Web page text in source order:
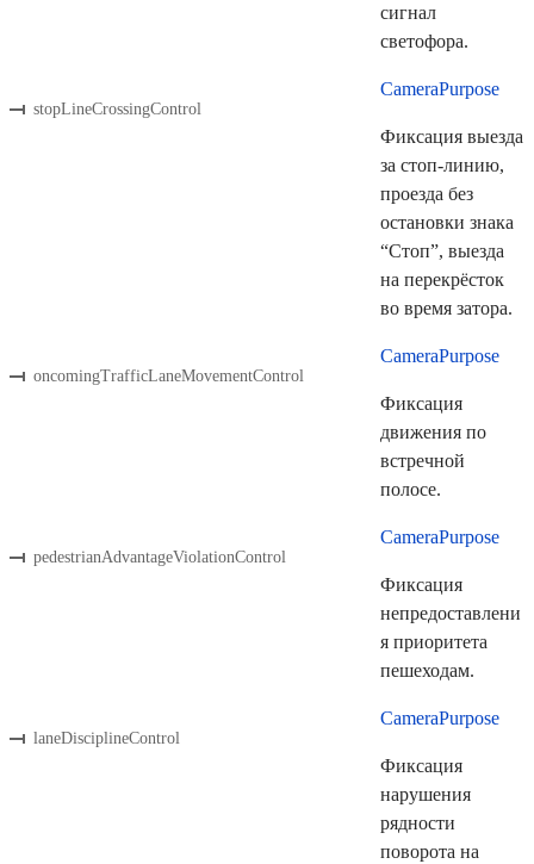
сигнал
светофора.
stopLineCrossingControl
CameraPurpose
Фиксация выезда
за стоп-линию,
проезда без
остановки знака
“Стоп”, выезда
на перекрёсток
во время затора.
oncomingTrafficLaneMovementControl
CameraPurpose
Фиксация
движения по
встречной
полосе.
pedestrianAdvantageViolationControl
CameraPurpose
Фиксация
непредоставлени
я приоритета
пешеходам.
laneDisciplineControl
CameraPurpose
Фиксация
нарушения
рядности
поворота на